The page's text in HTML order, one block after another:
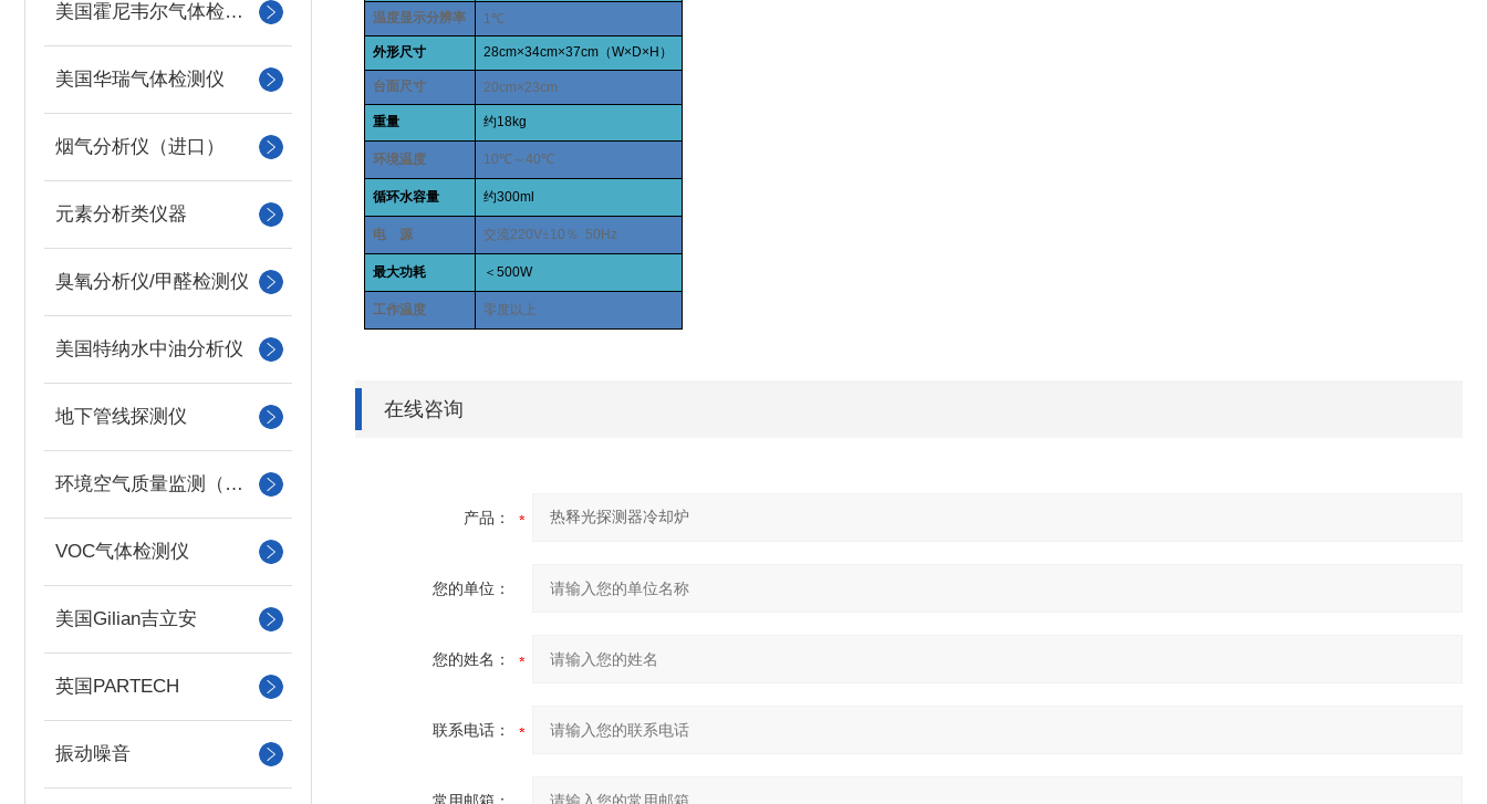
美国霍尼韦尔气体检测仪
美国华瑞气体检测仪
烟气分析仪（进口）
元素分析类仪器
臭氧分析仪/甲醛检测仪
美国特纳水中油分析仪
地下管线探测仪
环境空气质量监测（美国Met one）
VOC气体检测仪
美国Gilian吉立安
英国PARTECH
振动噪音
温度显示分辨率 1℃
外形尺寸 28cm×34cm×37cm （W×D×H ）
台面尺寸 20cm×23cm
重量 约18kg
环境温度 10℃ ～40℃
循环水容量 约300ml
电 源 交流220V±10 ％ 50Hz
最大功耗 ＜500W
工作温度 零度以上
在线咨询
产品：
您的单位：
您的姓名：
联系电话：